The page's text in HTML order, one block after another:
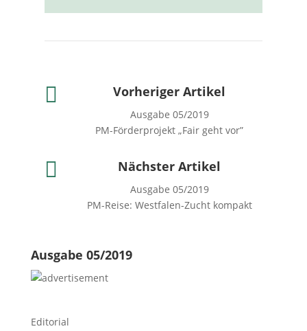
 Vorheriger Artikel
Ausgabe 05/2019
PM-Förderprojekt „Fair geht vor”
 Nächster Artikel
Ausgabe 05/2019
PM-Reise: Westfalen-Zucht kompakt
Ausgabe 05/2019
Editorial